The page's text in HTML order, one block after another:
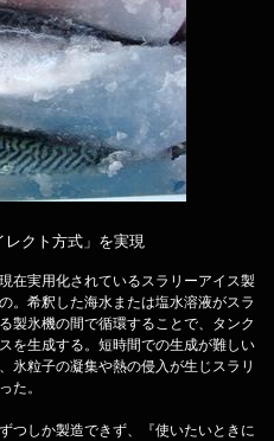
レクト方式」を実現
在実用化されているスラリーアイス製
。希釈した海水または塩水溶液がスラ
製氷機の間で循環することで、タンク
を生成する。短時間での生成が難しい
氷粒子の凝集や熱の侵入が生じスラリ
た。
つしか製造できず、『使いたいときに